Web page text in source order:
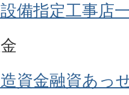
備指定工事店
資金融資あっ